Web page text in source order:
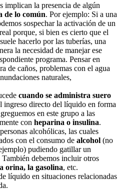
implican la presencia de algún
de lo común. Por ejemplo: Si a una
sospechar la activación de un
porque, si bien es cierto que el
hacerlo por las tuberías, una
la necesidad de manejar ese
programa. Pensar en
de caños, problemas con el agua
naturales,
cuando se administra suero
ingreso directo del líquido en forma
en este grupo a las
con heparina o insulina.
alcohólicas, las cuales
con el consumo de alcohol (no
pudiendo gatillar un
debemos incluir otros
orina, la gasolina, etc.
líquido en situaciones relacionadas